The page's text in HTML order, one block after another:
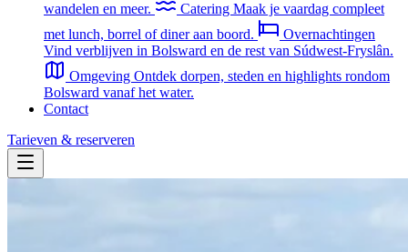
wandelen en meer.
Catering Maak je vaardag compleet
met lunch, borrel of diner aan boord.
Overnachtingen
Vind verblijven in Bolsward en de rest van Súdwest-Fryslân.
Omgeving Ontdek dorpen, steden en highlights rondom
Bolsward vanaf het water.
Contact
Tarieven & reserveren